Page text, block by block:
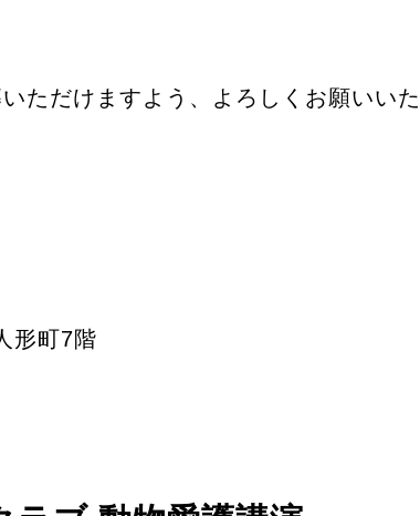
ただけますよう、よろしくお願いいた
形町7階